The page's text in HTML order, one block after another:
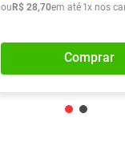
R$ 52,57
ou R$ 28,70em até 1x nos
Comprar